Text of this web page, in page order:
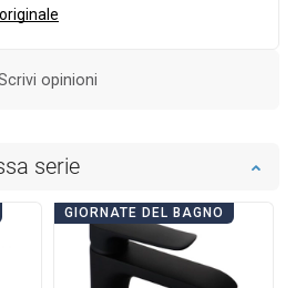
opinioni
serie
GIORNATE DEL BAGNO